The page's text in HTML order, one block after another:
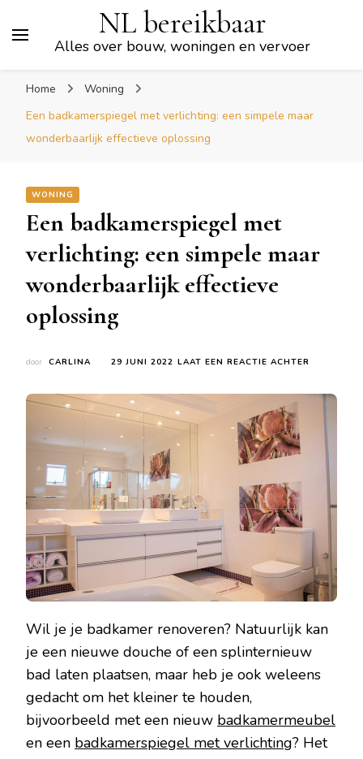
NL bereikbaar
Alles over bouw, woningen en vervoer
Home
Woning
Een badkamerspiegel met verlichting: een simpele maar
wonderbaarlijk effectieve oplossing
WONING
Een badkamerspiegel met
verlichting: een simpele maar
wonderbaarlijk effectieve
oplossing
door CARLINA 29 JUNI 2022 LAAT EEN REACTIE ACHTER
MET
EEN
SIMPELE
MAAR
Wil je je badkamer renoveren? Natuurlijk kan
je een nieuwe douche of een splinternieuw
bad laten plaatsen, maar heb je ook weleens
gedacht om het kleiner te houden,
bijvoorbeeld met een nieuw badkamermeubel
en een badkamerspiegel met verlichting? Het